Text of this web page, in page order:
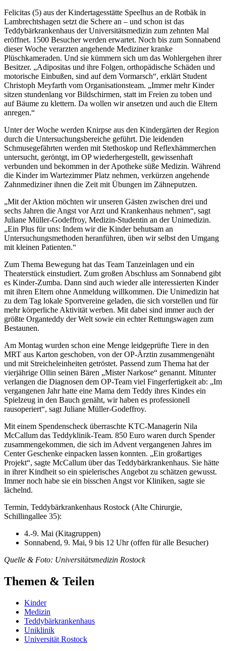
Felicitas (5) aus der Kindertagesstätte Speelhus an de Rotbäk in
Lambrechtshagen setzt die Schere an – und schon ist das
Teddybärkrankenhaus der Universitätsmedizin zum zehnten Mal
eröffnet. 1500 Besucher werden erwartet. Noch bis zum Sonnabend
dieser Woche verarzten angehende Mediziner kranke
Plüschkameraden. Und sie kümmern sich um das Wohlergehen ihrer
Besitzer. „Adipositas und ihre Folgen, orthopädische Schäden und
motorische Einbußen, sind auf dem Vormarsch“, erklärt Student
Christoph Meyfarth vom Organisationsteam. „Immer mehr Kinder
sitzen stundenlang vor Bildschirmen, statt im Freien zu toben und
auf Bäume zu klettern. Da wollen wir ansetzen und auch die Eltern
anregen.“
Unter der Woche werden Knirpse aus den Kindergärten der Region
durch die Untersuchungsbereiche geführt. Die leidenden
Schmusegefährten werden mit Stethoskop und Reflexhämmerchen
untersucht, geröntgt, im OP wiederhergestellt, gewissenhaft
verbunden und bekommen in der Apotheke süße Medizin. Während
die Kinder im Wartezimmer Platz nehmen, verkürzen angehende
Zahnmediziner ihnen die Zeit mit Übungen im Zähneputzen.
„Mit der Aktion möchten wir unseren Gästen zwischen drei und
sechs Jahren die Angst vor Arzt und Krankenhaus nehmen“, sagt
Juliane Müller-Godeffroy, Medizin-Studentin an der Unimedizin.
„Ein Plus für uns: Indem wir die Kinder behutsam an
Untersuchungsmethoden heranführen, üben wir selbst den Umgang
mit kleinen Patienten.“
Zum Thema Bewegung hat das Team Tanzeinlagen und ein
Theaterstück einstudiert. Zum großen Abschluss am Sonnabend gibt
es Kinder-Zumba. Dann sind auch wieder alle interessierten Kinder
mit ihren Eltern ohne Anmeldung willkommen. Die Unimedizin hat
zu dem Tag lokale Sportvereine geladen, die sich vorstellen und für
mehr körperliche Aktivität werben. Mit dabei sind immer auch der
größte Organteddy der Welt sowie ein echter Rettungswagen zum
Bestaunen.
Am Montag wurden schon eine Menge leidgeprüfte Tiere in den
MRT aus Karton geschoben, von der OP-Ärztin zusammengenäht
und mit Streicheleinheiten getröstet. Passend zum Thema hat der
vierjährige Ollin seinen Bären „Mister Narkose“ genannt. Mitunter
verlangen die Diagnosen dem OP-Team viel Fingerfertigkeit ab: „Im
vergangenen Jahr hatte eine Mama dem Teddy ihres Kindes ein
Spielzeug in den Bauch genäht, wir haben es professionell
rausoperiert“, sagt Juliane Müller-Godeffroy.
Mit einem Spendenscheck überraschte KTC-Managerin Nila
McCallum das Teddyklinik-Team. 850 Euro waren durch Spender
zusammengekommen, die sich im Advent vergangenen Jahres im
Center Geschenke einpacken lassen konnten. „Ein großartiges
Projekt“, sagte McCallum über das Teddybärkrankenhaus. Sie hätte
in ihrer Kindheit so ein spielerisches Angebot zu schätzen gewusst.
Immer noch habe sie ein bisschen Angst vor Kliniken, sagte sie
lächelnd.
Termin, Teddybärkrankenhaus Rostock (Alte Chirurgie,
Schillingallee 35):
4.-9. Mai (Kitagruppen)
Sonnabend, 9. Mai, 9 bis 12 Uhr (offen für alle Besucher)
Quelle & Foto: Universitätsmedizin Rostock
Themen & Teilen
Kinder
Medizin
Teddybärkrankenhaus
Uniklinik
Universität Rostock